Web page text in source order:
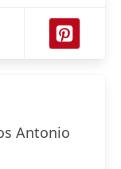
Antonio